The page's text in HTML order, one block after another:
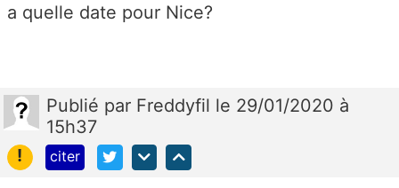
a quelle date pour Nice?
Publié par Freddyfil le 29/01/2020 à
15h37
!
citer